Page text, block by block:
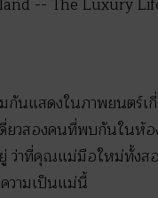
กันแสดงในภาพยนตร์เ
ยวสองคนที่พบกันในห้
ว่าที่คุณแม่มือใหม่ทั้งส
วามเป็นแม่นี้